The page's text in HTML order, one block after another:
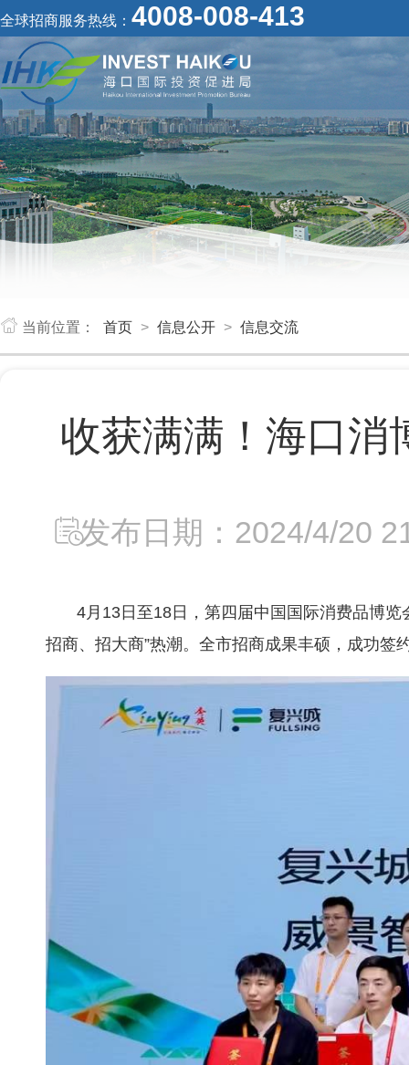
全球招商服务热线： 4008-008-413
当前位置： 首页 > 信息公开 > 信息交流
收获满满！海口消
发布日期：2024/4/20
4月13日至18日，第四届中国国际消费品博
招商、招大商”热潮。全市招商成果丰硕，成功签